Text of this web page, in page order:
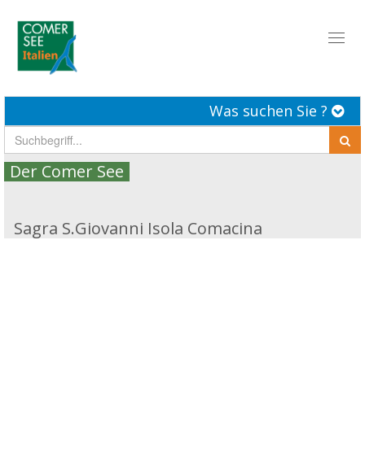
Was suchen Sie ?
Der Comer See
Sagra S.Giovanni Isola Comacina